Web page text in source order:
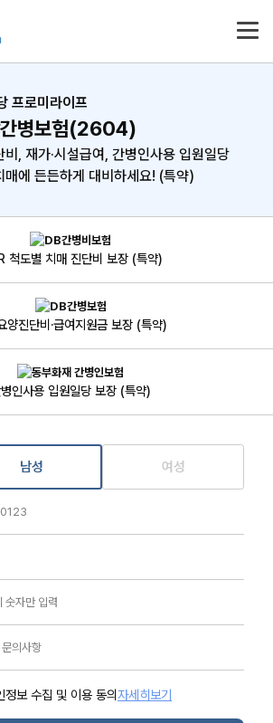
프로미라이프
간병보험(2604)
, 재가·시설급여, 간병인사용 입원일당
매에 든든하게 대비하세요! (특약)
척도별 치매 진단비 보장 (특약)
양진단비·급여지원금 보장 (특약)
인사용 입원일당 보장 (특약)
남성 여성
정보 수집 및 이용 동의자세히보기